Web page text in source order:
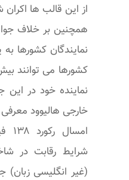
از این قالب ها
همچنین بر خلاف
نمایندگان کشورها
کشورها می توانند
نماینده خود در این
خارجی هالیوود
شرایط رقابت در
(غیر انگلیسی زبان)